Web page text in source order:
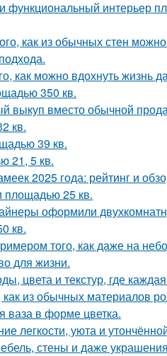
функциональный интерьер
как из обычных стен
как можно вдохнуть
350 кв.
выкуп вместо обычной
кв.
39 кв.
21, 5 кв.
2025 года: рейтинг и
площадью 25 кв.
оформили
кв.
того, как даже на
для жизни.
цвета и текстур, где
из обычных материалов
ваза в форме цветка.
легкости, уюта и
стены и даже